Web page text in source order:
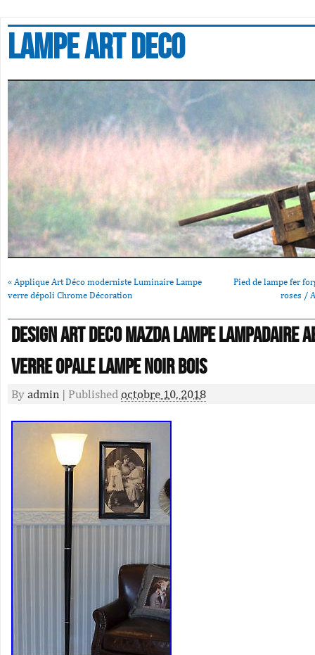
Lampe art deco
« Applique Art Déco moderniste Luminaire Lampe
verre dépoli Chrome Décoration
Pied de lampe fer
roses /
Design Art Deco Mazda Lampe Lampadaire
verre opale Lampe noir Bois
By admin | Published octobre 10, 2018